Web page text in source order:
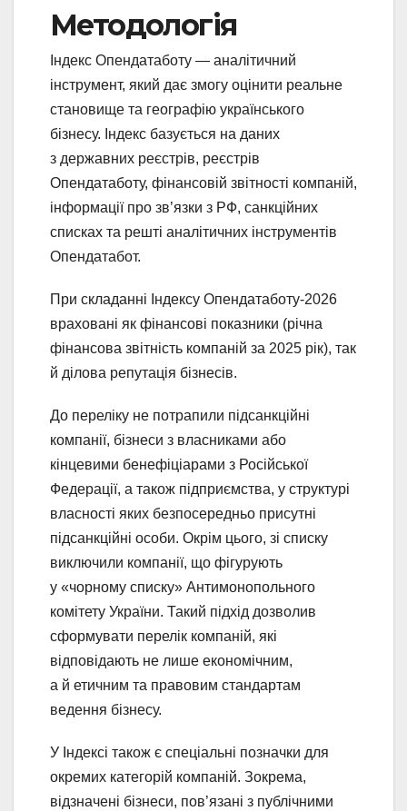
Методологія ​
Індекс Опендатаботу — аналітичний
інструмент, який дає змогу оцінити реальне
становище та географію українського
бізнесу. Індекс базується на даних
з державних реєстрів, реєстрів
Опендатаботу, фінансовій звітності компаній,
інформації про зв’язки з РФ, санкційних
списках та решті аналітичних інструментів
Опендатабот.
При складанні Індексу Опендатаботу-2026
враховані як фінансові показники (річна
фінансова звітність компаній за 2025 рік), так
й ділова репутація бізнесів.
До переліку не потрапили підсанкційні
компанії, бізнеси з власниками або
кінцевими бенефіціарами з Російської
Федерації, а також підприємства, у структурі
власності яких безпосередньо присутні
підсанкційні особи. Окрім цього, зі списку
виключили компанії, що фігурують
у «чорному списку» Антимонопольного
комітету України. Такий підхід дозволив
сформувати перелік компаній, які
відповідають не лише економічним,
а й етичним та правовим стандартам
ведення бізнесу.
У Індексі також є спеціальні позначки для
окремих категорій компаній. Зокрема,
відзначені бізнеси, пов’язані з публічними